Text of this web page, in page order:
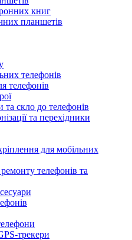
книг
планшетів
телефонів
телефонів
та скло до телефонів
та перехідники
для мобільних
телефонів та
трекери